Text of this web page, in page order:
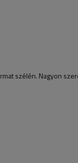
szélén. Nagyon